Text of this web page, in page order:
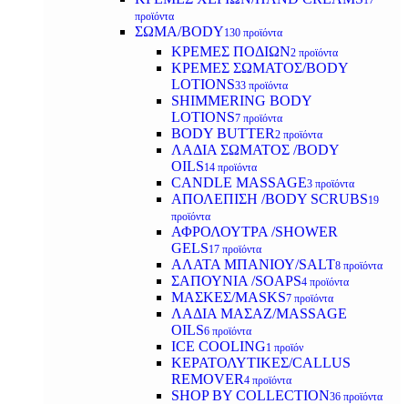
προϊόντα
ΣΩΜΑ/BODY130 προϊόντα
ΚΡΕΜΕΣ ΠΟΔΙΩΝ2 προϊόντα
ΚΡΕΜΕΣ ΣΩΜΑΤΟΣ/BODY
LOTIONS33 προϊόντα
SHIMMERING BODY
LOTIONS7 προϊόντα
BODY BUTTER2 προϊόντα
ΛΑΔΙΑ ΣΩΜΑΤΟΣ /BODY
OILS14 προϊόντα
CANDLE MASSAGE3 προϊόντα
ΑΠΟΛΕΠΙΣΗ /BODY SCRUBS19
προϊόντα
ΑΦΡΟΛΟΥΤΡΑ /SHOWER
GELS17 προϊόντα
ΑΛΑΤΑ ΜΠΑΝΙΟΥ/SALT8 προϊόντα
ΣΑΠΟΥΝΙΑ /SOAPS4 προϊόντα
ΜΑΣΚΕΣ/MASKS7 προϊόντα
ΛΑΔΙΑ ΜΑΣΑΖ/MASSAGE
OILS6 προϊόντα
ICE COOLING1 προϊόν
ΚΕΡΑΤΟΛΥΤΙΚΕΣ/CALLUS
REMOVER4 προϊόντα
SHOP BY COLLECTION36 προϊόντα